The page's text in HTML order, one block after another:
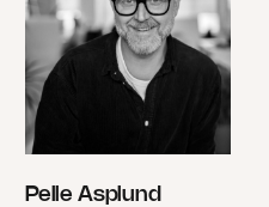
Pelle Asplund